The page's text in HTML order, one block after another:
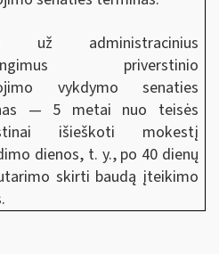
už administracinius
priverstinio
vykdymo senaties
— 5 metai nuo teisės
išieškoti mokestį
dienos, t. y., po 40 dienų
skirti baudą įteikimo